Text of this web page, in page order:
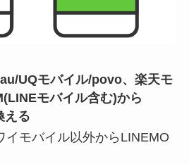
UQモバイル/povo、楽天モ
モバイル含む)から
える
イモバイル以外からLINEMO